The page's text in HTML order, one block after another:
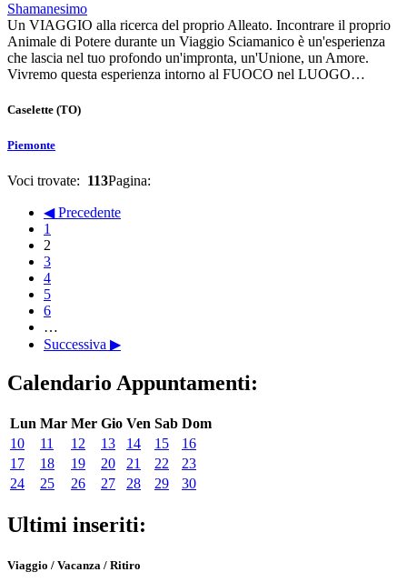
Shamanesimo
Un VIAGGIO alla ricerca del proprio Alleato. Incontrare il proprio
Animale di Potere durante un Viaggio Sciamanico è un'esperienza
che lascia nel tuo profondo un'impronta, un'Unione, un Amore.
Vivremo questa esperienza intorno al FUOCO nel LUOGO…
Caselette (TO)
Piemonte
Voci trovate: 113Pagina:
◀ Precedente
1
2
3
4
5
6
…
Successiva ▶
Calendario Appuntamenti:
Lun Mar Mer Gio Ven Sab Dom
10
11 12 13 14 15
16
17
18 19 20 21 22
23
24
25 26 27 28 29 30
Ultimi inseriti:
Viaggio / Vacanza / Ritiro